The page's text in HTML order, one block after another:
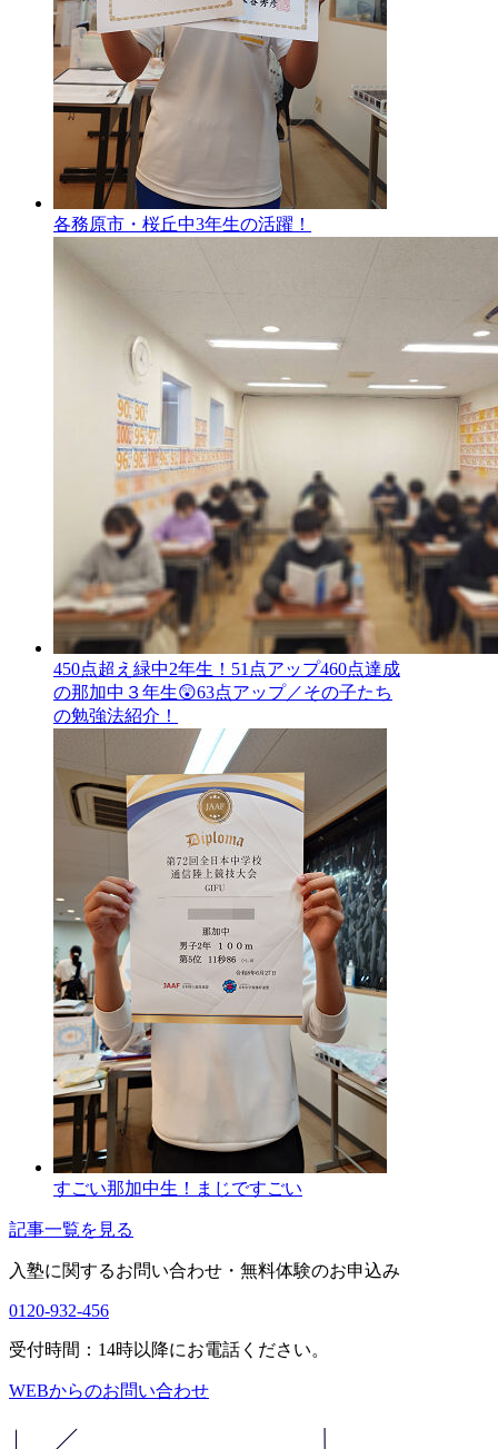
各務原市・桜丘中3年生の活躍！
450点超え緑中2年生！51点アップ460点達成
の那加中３年生😲63点アップ／その子たち
の勉強法紹介！
すごい那加中生！まじですごい
記事一覧を見る
入塾に関するお問い合わせ・ 無料体験のお申込み
0120-932-456
受付時間：14時以降にお電話ください。
WEBからのお問い合わせ